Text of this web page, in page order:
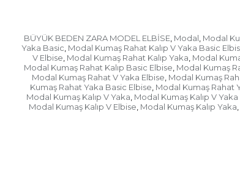
BÜYÜK BEDEN ZARA MODEL ELBİSE, Modal, Modal
Yaka Basic, Modal Kumaş Rahat Kalıp V Yaka Basic
V Elbise, Modal Kumaş Rahat Kalıp Yaka, Modal
Modal Kumaş Rahat Kalıp Basic Elbise, Modal Kumaş
Modal Kumaş Rahat V Yaka Elbise, Modal Kumaş
Kumaş Rahat Yaka Basic Elbise, Modal Kumaş Rahat
Modal Kumaş Kalıp V Yaka, Modal Kumaş Kalıp V
Modal Kumaş Kalıp V Elbise, Modal Kumaş Kalıp Yaka,